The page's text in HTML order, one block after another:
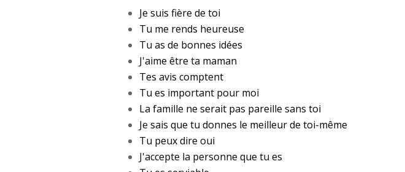
Je suis fière de toi
Tu me rends heureuse
Tu as de bonnes idées
J'aime être ta maman
Tes avis comptent
Tu es important pour moi
La famille ne serait pas pareille sans toi
Je sais que tu donnes le meilleur de toi-même
Tu peux dire oui
J'accepte la personne que tu es